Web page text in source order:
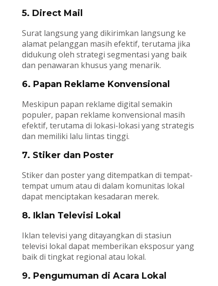
5. Direct Mail
Surat langsung yang dikirimkan langsung ke
alamat pelanggan masih efektif, terutama jika
didukung oleh strategi segmentasi yang baik
dan penawaran khusus yang menarik.
6. Papan Reklame Konvensional
Meskipun papan reklame digital semakin
populer, papan reklame konvensional masih
efektif, terutama di lokasi-lokasi yang strategis
dan memiliki lalu lintas tinggi.
7. Stiker dan Poster
Stiker dan poster yang ditempatkan di tempat-
tempat umum atau di dalam komunitas lokal
dapat menciptakan kesadaran merek.
8. Iklan Televisi Lokal
Iklan televisi yang ditayangkan di stasiun
televisi lokal dapat memberikan eksposur yang
baik di tingkat regional atau lokal.
9. Pengumuman di Acara Lokal